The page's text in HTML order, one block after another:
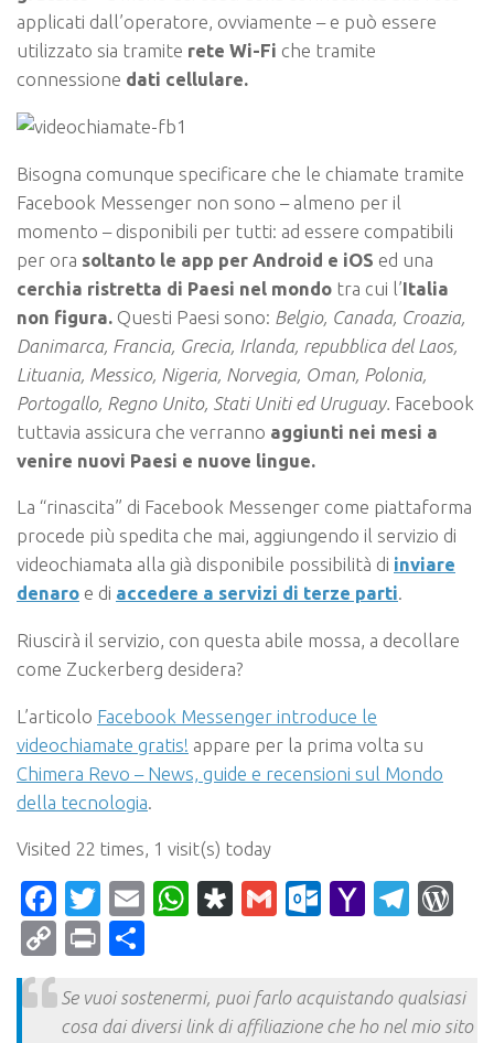
applicati dall’operatore, ovviamente – e può essere
utilizzato sia tramite rete Wi-Fi che tramite
connessione dati cellulare.
Bisogna comunque specificare che le chiamate tramite
Facebook Messenger non sono – almeno per il
momento – disponibili per tutti: ad essere compatibili
per ora soltanto le app per Android e iOS ed una
cerchia ristretta di Paesi nel mondo tra cui l’Italia
non figura. Questi Paesi sono: Belgio, Canada, Croazia,
Danimarca, Francia, Grecia, Irlanda, repubblica del Laos,
Lituania, Messico, Nigeria, Norvegia, Oman, Polonia,
Portogallo, Regno Unito, Stati Uniti ed Uruguay. Facebook
tuttavia assicura che verranno aggiunti nei mesi a
venire nuovi Paesi e nuove lingue.
La “rinascita” di Facebook Messenger come piattaforma
procede più spedita che mai, aggiungendo il servizio di
videochiamata alla già disponibile possibilità di inviare
denaro e di accedere a servizi di terze parti.
Riuscirà il servizio, con questa abile mossa, a decollare
come Zuckerberg desidera?
L’articolo Facebook Messenger introduce le
videochiamate gratis! appare per la prima volta su
Chimera Revo – News, guide e recensioni sul Mondo
della tecnologia
Visited 22 times, 1 visit(s) today
Facebook
Twitter
EmailWhatsApp
Diaspora
Gmail Yahoo
CopyPrint
Se vuoi sostenermi, puoi farlo acquistando qualsiasi
cosa dai diversi link di affiliazione che ho nel mio sito